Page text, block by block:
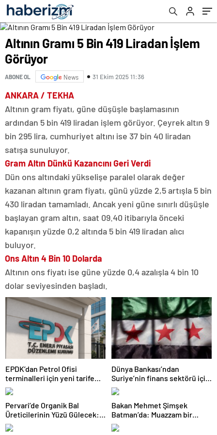
Altının Gramı 5 Bin 419 Liradan İşlem
Görüyor
ABONE OL News 31 Ekim 2025 11:36
ANKARA / TEKHA
Altının gram fiyatı, güne düşüşle başlamasının
ardından 5 bin 419 liradan işlem görüyor. Çeyrek altın 9
bin 295 lira, cumhuriyet altını ise 37 bin 40 liradan
satışa sunuluyor.
Gram Altın Dünkü Kazancını Geri Verdi
Dün ons altındaki yükselişe paralel olarak değer
kazanan altının gram fiyatı, günü yüzde 2,5 artışla 5 bin
430 liradan tamamladı. Ancak yeni güne sınırlı düşüşle
başlayan gram altın, saat 09.40 itibarıyla önceki
kapanışın yüzde 0,2 altında 5 bin 419 liradan alıcı
buluyor.
Ons Altın 4 Bin 10 Dolarda
Altının ons fiyatı ise güne yüzde 0,4 azalışla 4 bin 10
dolar seviyesinden başladı.
EPDK’dan Petrol Ofisi
terminalleri için yeni tarife
kararı
Dünya Bankası’ndan
Suriye’nin finans sektörü için
100 milyon dolarlık hibe
Pervari’de Organik Bal
Üreticilerinin Yüzü Gülecek:
Bu Yıl Rekolte İyi Seviyede
Bekleniyor
Bakan Mehmet Şimşek
Batman’da: Muazzam bir
hizmet fırtınası var